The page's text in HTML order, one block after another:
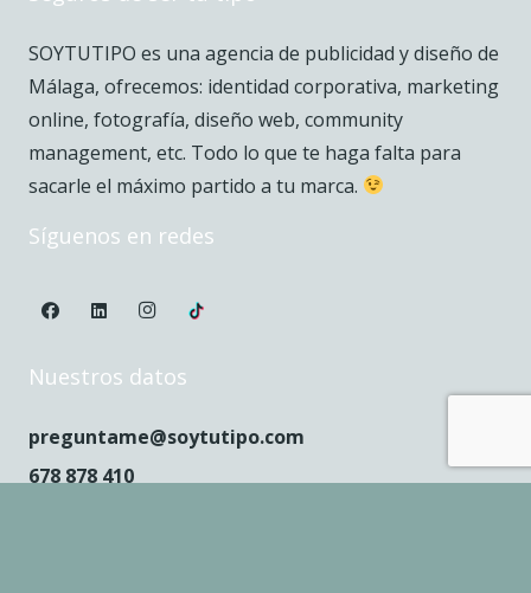
SOYTUTIPO es una agencia de publicidad y diseño de
Málaga, ofrecemos: identidad corporativa, marketing
online, fotografía, diseño web, community
management, etc. Todo lo que te haga falta para
sacarle el máximo partido a tu marca.
Síguenos en redes
Nuestros datos
preguntame@soytutipo.com
678 878 410